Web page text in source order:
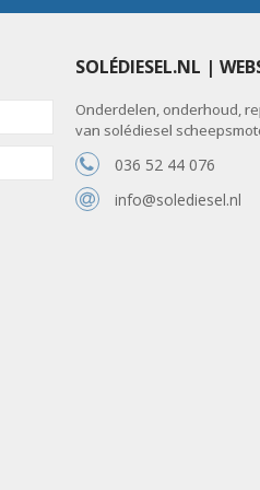
SOLÉDIESEL.NL |
Onderdelen, onderhoud,
van solédiesel
036 52 44 076
info@solediesel.nl